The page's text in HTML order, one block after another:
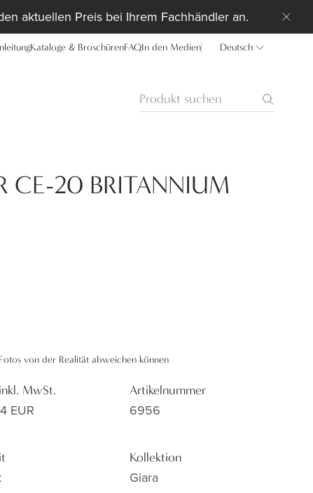
aktuellen Preis bei Ihrem Fachhändler an.
Kataloge & BroschürenFAQIn den Medien Deutsch
CE-20 BRITANNIUM
von der Realität abweichen können
MwSt.
EUR
Artikelnummer
6956
Kollektion
Giara